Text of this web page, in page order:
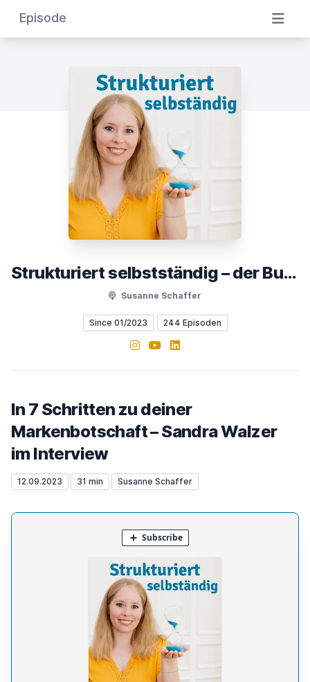
Episode
Strukturiert selbstständig – der Business-Podcast für Soloselbstständige
Susanne Schaffer
Since 01/2023 244 Episoden
Instagram
YouTubeLinkedIn
In 7 Schritten zu deiner
Markenbotschaft – Sandra Walzer
im Interview
12.09.2023 31 min Susanne Schaffer